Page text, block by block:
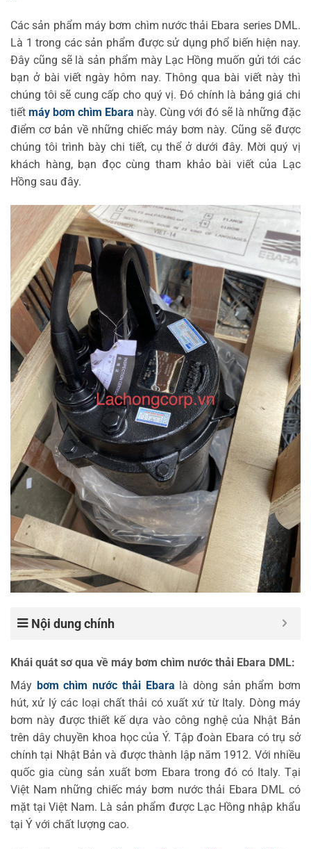
Các sản phẩm máy bơm chìm nước thải Ebara series DML.
Là 1 trong các sản phẩm được sử dụng phổ biến hiện nay.
Đây cũng sẽ là sản phẩm mày Lạc Hồng muốn gửi tới các
bạn ở bài viết ngày hôm nay. Thông qua bài viết này thì
chúng tôi sẽ cung cấp cho quý vị. Đó chính là bảng giá chi
tiết máy bơm chìm Ebara này. Cùng với đó sẽ là những đặc
điểm cơ bản về những chiếc máy bơm này. Cũng sẽ được
chúng tôi trình bày chi tiết, cụ thể ở dưới đây. Mời quý vị
khách hàng, bạn đọc cùng tham khảo bài viết của Lạc
Hồng sau đây.
Nội dung chính
Khái quát sơ qua về máy bơm chìm nước thải Ebara DML:
Máy bơm chìm nước thải Ebara là dòng sản phẩm bơm
hút, xử lý các loại chất thải có xuất xứ từ Italy. Dòng máy
bơm này được thiết kế dựa vào công nghệ của Nhật Bản
trên dây chuyền khoa học của Ý. Tập đoàn Ebara có trụ sở
chính tại Nhật Bản và được thành lập năm 1912. Với nhiều
quốc gia cùng sản xuất bơm Ebara trong đó có Italy. Tại
Việt Nam những chiếc máy bơm nước thải Ebara DML có
mặt tại Việt Nam. Là sản phẩm được Lạc Hồng nhập khẩu
tại Ý với chất lượng cao.